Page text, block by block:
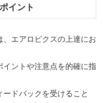
イント
エアロビクスの上達にお
ントや注意点を的確に指
ドバックを受けること